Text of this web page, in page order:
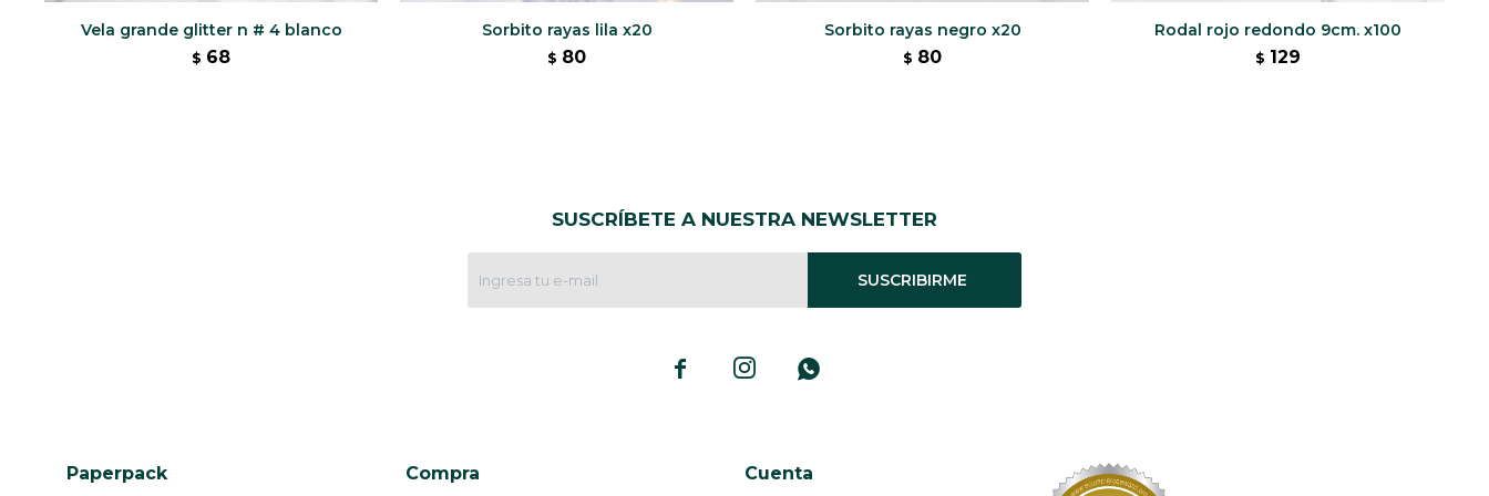
Vela grande glitter n # 4 blanco
$ 68
Sorbito rayas lila x20
$ 80
Sorbito rayas negro x20
$ 80
Rodal rojo redondo 9cm. x100
$ 129
SUSCRÍBETE A NUESTRA NEWSLETTER
SUSCRIBIRME
  
Paperpack Compra Cuenta